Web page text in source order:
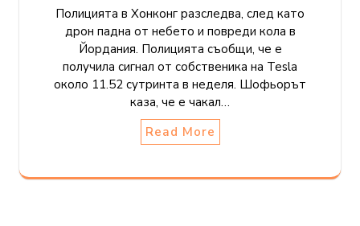
Полицията в Хонконг разследва, след като
дрон падна от небето и повреди кола в
Йордания. Полицията съобщи, че е
получила сигнал от собственика на Tesla
около 11.52 сутринта в неделя. Шофьорът
каза, че е чакал…
Read More